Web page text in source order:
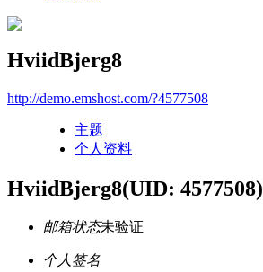
HviidBjerg8
http://demo.emshost.com/?4577508
主题
个人资料
HviidBjerg8(UID: 4577508)
邮箱状态未验证
个人签名